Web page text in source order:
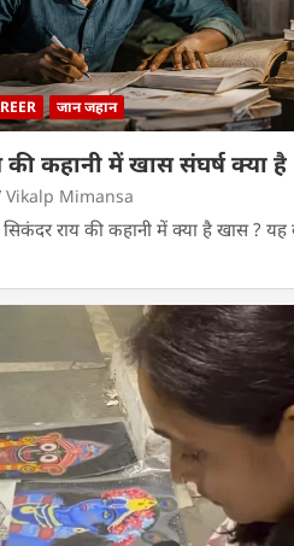
जान जहान
की कहानी में खास संघर्ष क्या है
Vikalp Mimansa
राय की कहानी में क्या है खास ? यह